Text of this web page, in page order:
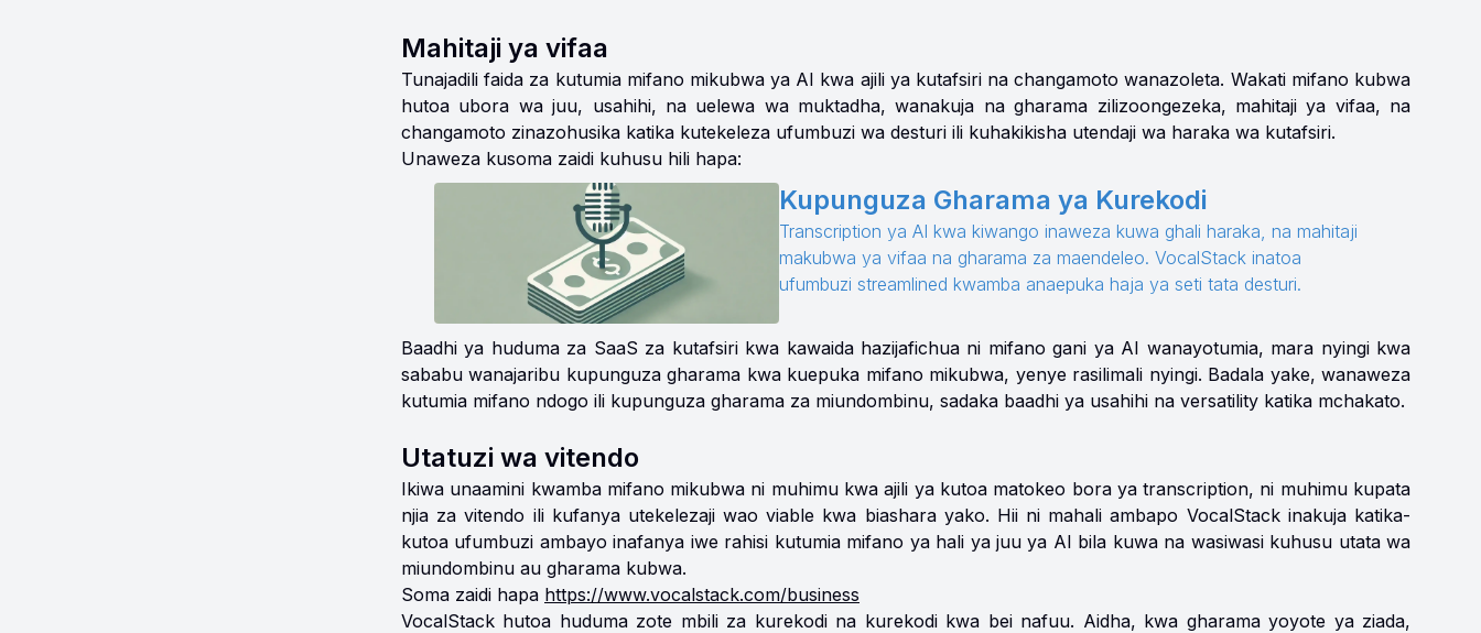
Mahitaji ya vifaa
Tunajadili faida za kutumia mifano mikubwa ya AI kwa ajili ya kutafsiri na changamoto wanazoleta. Wakati mifano kubwa
hutoa ubora wa juu, usahihi, na uelewa wa muktadha, wanakuja na gharama zilizoongezeka, mahitaji ya vifaa, na
changamoto zinazohusika katika kutekeleza ufumbuzi wa desturi ili kuhakikisha utendaji wa haraka wa kutafsiri.
Unaweza kusoma zaidi kuhusu hili hapa:
Kupunguza Gharama ya Kurekodi
Transcription ya AI kwa kiwango inaweza kuwa ghali haraka, na mahitaji
makubwa ya vifaa na gharama za maendeleo. VocalStack inatoa
ufumbuzi streamlined kwamba anaepuka haja ya seti tata desturi.
Baadhi ya huduma za SaaS za kutafsiri kwa kawaida hazijafichua ni mifano gani ya AI wanayotumia, mara nyingi kwa
sababu wanajaribu kupunguza gharama kwa kuepuka mifano mikubwa, yenye rasilimali nyingi. Badala yake, wanaweza
kutumia mifano ndogo ili kupunguza gharama za miundombinu, sadaka baadhi ya usahihi na versatility katika mchakato.
Utatuzi wa vitendo
Ikiwa unaamini kwamba mifano mikubwa ni muhimu kwa ajili ya kutoa matokeo bora ya transcription, ni muhimu kupata
njia za vitendo ili kufanya utekelezaji wao viable kwa biashara yako. Hii ni mahali ambapo VocalStack inakuja katika-
kutoa ufumbuzi ambayo inafanya iwe rahisi kutumia mifano ya hali ya juu ya AI bila kuwa na wasiwasi kuhusu utata wa
miundombinu au gharama kubwa.
Soma zaidi hapa https://www.vocalstack.com/business
VocalStack hutoa huduma zote mbili za kurekodi na kurekodi kwa bei nafuu. Aidha, kwa gharama yoyote ya ziada,